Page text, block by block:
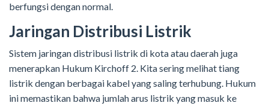
berfungsi dengan normal.
Jaringan Distribusi Listrik
Sistem jaringan distribusi listrik di kota atau daerah juga
menerapkan Hukum Kirchoff 2. Kita sering melihat tiang
listrik dengan berbagai kabel yang saling terhubung. Hukum
ini memastikan bahwa jumlah arus listrik yang masuk ke